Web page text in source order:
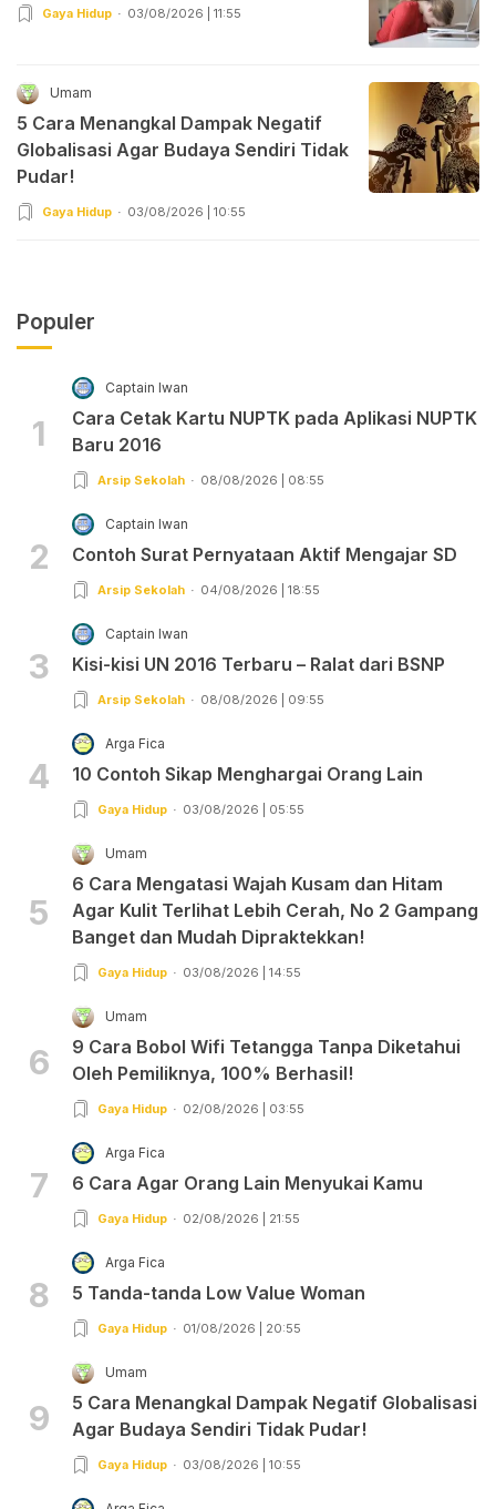
Gaya Hidup 03/08/2026 | 11:55
Umam
5 Cara Menangkal Dampak Negatif
Globalisasi Agar Budaya Sendiri Tidak
Pudar!
Gaya Hidup 03/08/2026 | 10:55
Populer
1
Captain Iwan
Cara Cetak Kartu NUPTK pada Aplikasi NUPTK
Baru 2016
Arsip Sekolah 08/08/2026 | 08:55
2
Captain Iwan
Contoh Surat Pernyataan Aktif Mengajar SD
Arsip Sekolah 04/08/2026 | 18:55
3
Captain Iwan
Kisi-kisi UN 2016 Terbaru – Ralat dari BSNP
Arsip Sekolah 08/08/2026 | 09:55
4
Arga Fica
10 Contoh Sikap Menghargai Orang Lain
Gaya Hidup 03/08/2026 | 05:55
5
Umam
6 Cara Mengatasi Wajah Kusam dan Hitam
Agar Kulit Terlihat Lebih Cerah, No 2 Gampang
Banget dan Mudah Dipraktekkan!
Gaya Hidup 03/08/2026 | 14:55
6
Umam
9 Cara Bobol Wifi Tetangga Tanpa Diketahui
Oleh Pemiliknya, 100% Berhasil!
Gaya Hidup 02/08/2026 | 03:55
7
Arga Fica
6 Cara Agar Orang Lain Menyukai Kamu
Gaya Hidup 02/08/2026 | 21:55
8
Arga Fica
5 Tanda-tanda Low Value Woman
Gaya Hidup 01/08/2026 | 20:55
9
Umam
5 Cara Menangkal Dampak Negatif Globalisasi
Agar Budaya Sendiri Tidak Pudar!
Gaya Hidup 03/08/2026 | 10:55